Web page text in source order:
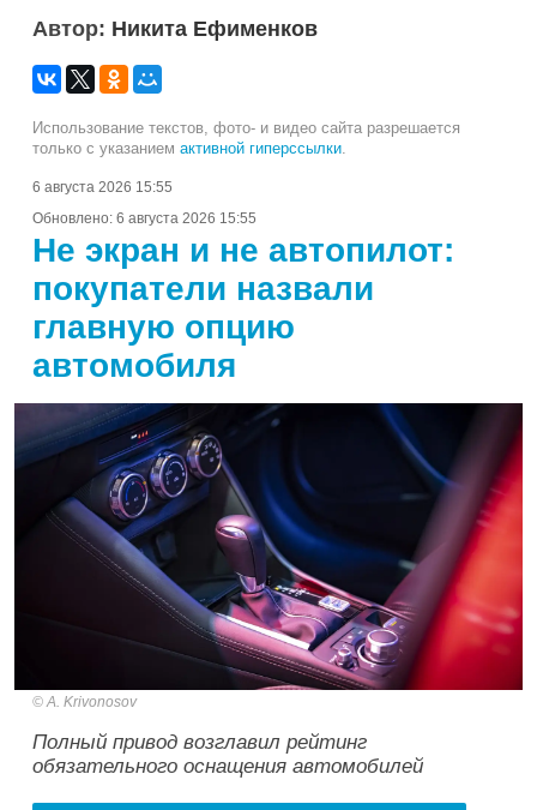
Автор: Никита Ефименков
Использование текстов, фото- и видео сайта разрешается
только с указанием активной гиперссылки.
6 августа 2026 15:55
Обновлено: 6 августа 2026 15:55
Не экран и не автопилот:
покупатели назвали
главную опцию
автомобиля
A. Krivonosov
Полный привод возглавил рейтинг
обязательного оснащения автомобилей